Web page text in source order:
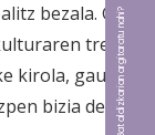
bezala. Gure
trenari
kirola, gauza
bizia dela.Bat aldizkarian argitaratu nahi?